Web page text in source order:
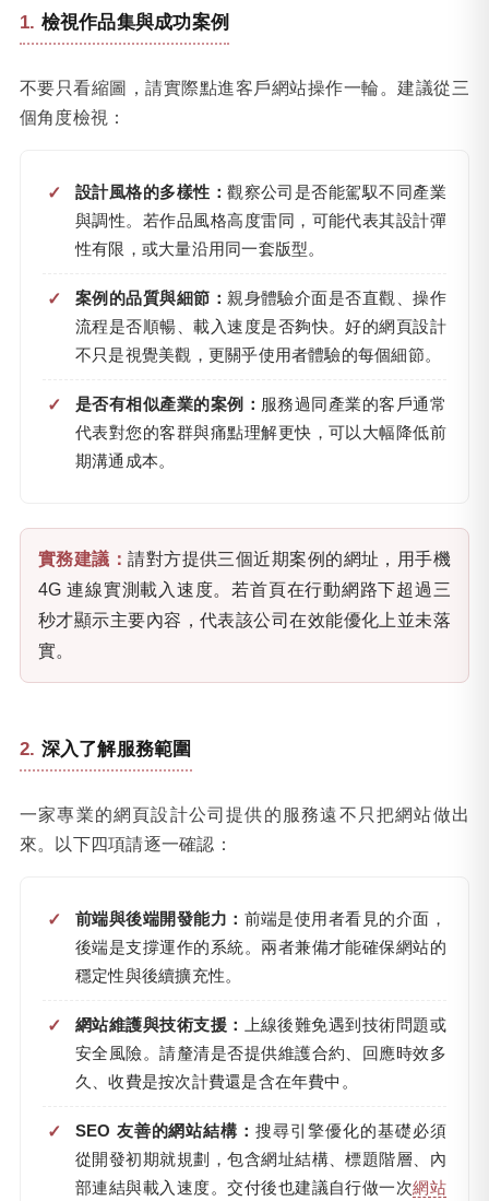
檢視作品集與成功案例
不要只看縮圖，請實際點進客戶網站操作一輪。建議從三
個角度檢視：
設計風格的多樣性：觀察公司是否能駕馭不同產業
與調性。若作品風格高度雷同，可能代表其設計彈
性有限，或大量沿用同一套版型。
案例的品質與細節： 親身體驗介面是否直觀、操作
流程是否順暢、載入速度是否夠快。好的網頁設計
不只是視覺美觀，更關乎使用者體驗的每個細節。
是否有相似產業的案例： 服務過同產業的客戶通常
代表對您的客群與痛點理解更快，可以大幅降低前
期溝通成本。
實務建議：請對方提供三個近期案例的網址，用手機
4G 連線實測載入速度。若首頁在行動網路下超過三
秒才顯示主要內容，代表該公司在效能優化上並未落
實。
深入了解服務範圍
一家專業的網頁設計公司提供的服務遠不只把網站做出
來。以下四項請逐一確認：
前端與後端開發能力： 前端是使用者看見的介面，
後端是支撐運作的系統。兩者兼備才能確保網站的
穩定性與後續擴充性。
網站維護與技術支援：
上線後難免遇到技術問題或
安全風險。請釐清是否提供維護合約、回應時效多
久、收費是按次計費還是含在年費中。
SEO 友善的網站結構：搜尋引擎優化的基礎必須
從開發初期就規劃，包含網址結構、標題階層、內
部連結與載入速度。交付後也建議自行做一次網站